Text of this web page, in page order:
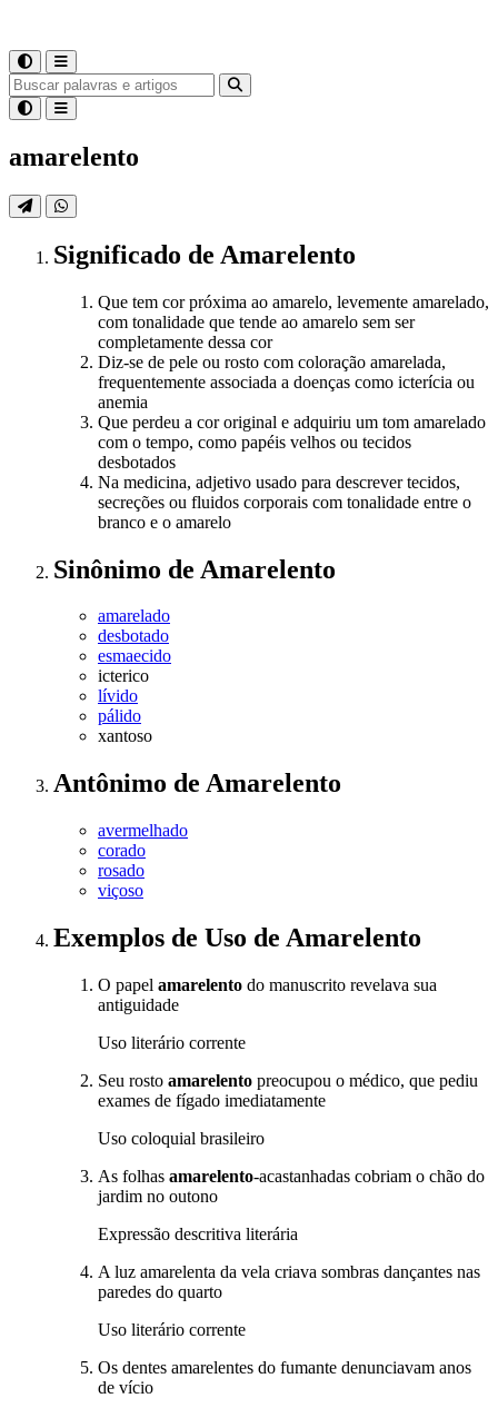
amarelento
Significado de Amarelento
Que tem cor próxima ao amarelo, levemente amarelado,
com tonalidade que tende ao amarelo sem ser
completamente dessa cor
Diz-se de pele ou rosto com coloração amarelada,
frequentemente associada a doenças como icterícia ou
anemia
Que perdeu a cor original e adquiriu um tom amarelado
com o tempo, como papéis velhos ou tecidos
desbotados
Na medicina, adjetivo usado para descrever tecidos,
secreções ou fluidos corporais com tonalidade entre o
branco e o amarelo
Sinônimo de Amarelento
amarelado
desbotado
esmaecido
icterico
lívido
pálido
xantoso
Antônimo de Amarelento
avermelhado
corado
rosado
viçoso
Exemplos de Uso de Amarelento
O papel amarelento do manuscrito revelava sua
antiguidade
Uso literário corrente
Seu rosto amarelento preocupou o médico, que pediu
exames de fígado imediatamente
Uso coloquial brasileiro
As folhas amarelento-acastanhadas cobriam o chão do
jardim no outono
Expressão descritiva literária
A luz amarelenta da vela criava sombras dançantes nas
paredes do quarto
Uso literário corrente
Os dentes amarelentes do fumante denunciavam anos
de vício